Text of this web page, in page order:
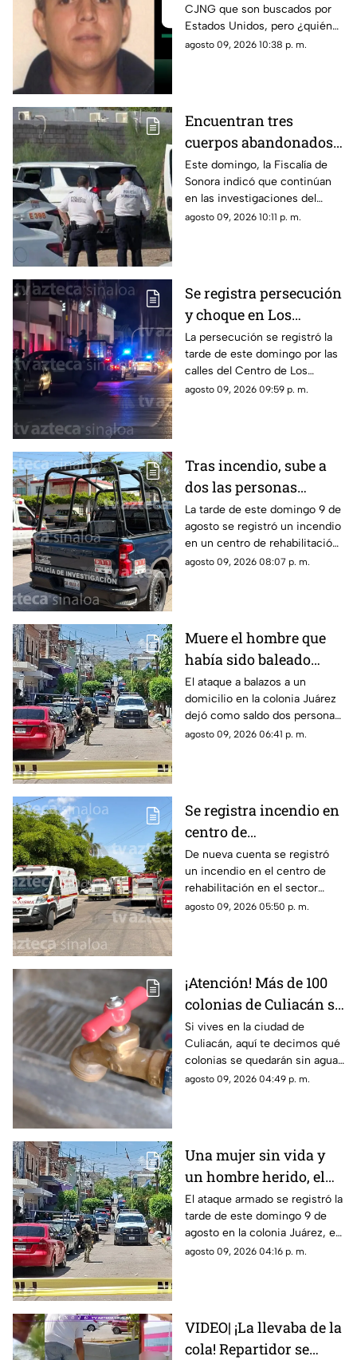
25 millones de dólares
de recompensa
CJNG que son buscados por
Estados Unidos, pero ¿quién
es el más buscado por el que
agosto 09, 2026 10:38 p. m.
Encuentran tres
cuerpos abandonados
en Sonora; todo apunta
a crimen pasional
Este domingo, la Fiscalía de
Sonora indicó que continúan
en las investigaciones del
hallazgo de tres cuerpos
agosto 09, 2026 10:11 p. m.
Se registra persecución
y choque en Los
Mochis; esto pasó…
La persecución se registró la
tarde de este domingo por las
calles del Centro de Los
Mochis, al norte de Sinaloa
agosto 09, 2026 09:59 p. m.
Tras incendio, sube a
dos las personas
fallecidas en el centro
de rehabilitación de
Los Mochis
La tarde de este domingo 9 de
agosto se registró un incendio
en un centro de rehabilitación
de Los Mochis; hay dos
agosto 09, 2026 08:07 p. m.
Muere el hombre que
había sido baleado
junto con otra mujer en
la Juárez, en Mazatlán
El ataque a balazos a un
domicilio en la colonia Juárez
dejó como saldo dos personas
sin vida; esto pasó...
agosto 09, 2026 06:41 p. m.
Se registra incendio en
centro de
rehabilitación en Los
Mochis; hay un muerto
y varios heridos
De nueva cuenta se registró
un incendio en el centro de
rehabilitación en el sector
Centro; esto pasó...
agosto 09, 2026 05:50 p. m.
¡Atención! Más de 100
colonias de Culiacán se
quedarán SIN AGUA el
próximo MARTES
Si vives en la ciudad de
Culiacán, aquí te decimos qué
colonias se quedarán sin agua
el próximo martes 11 de
agosto 09, 2026 04:49 p. m.
Una mujer sin vida y
un hombre herido, el
saldo de un at4que
arm4d0 en Mazatlán
El ataque armado se registró la
tarde de este domingo 9 de
agosto en la colonia Juárez, en
la ciudad de Mazatlán
agosto 09, 2026 04:16 p. m.
VIDEO| ¡La llevaba de la
cola! Repartidor se